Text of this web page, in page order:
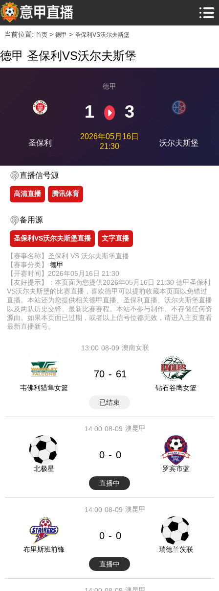
当前位置: 首页> 德甲 > 圣保利VS沃尔夫斯堡
德甲 圣保利VS沃尔夫斯堡
圣保利
德甲
1 3
2026年05月16日
21:30
沃尔夫斯堡
直播信号源
高清直播 腾讯体育
备用源
圣保利VS沃尔夫斯堡直播 文字直播
【赛事名称】圣保利 VS 沃尔夫斯堡直播
【赛事分类】 德甲
【开赛时间】2026年05月16日 21:30
【友好提示】：本页面为您提供2026年05月16日 21:30 德甲圣保利
VS沃尔夫斯堡的比赛直播，喜欢德甲可以提前收藏本页面以免错过
直播。本站还为您提供相关德甲直播、圣保利直播、沃尔夫斯堡直播
以及两队历史交锋、最新比赛赛程。本站不参与制作、不存储任何资
源由。如果本页面已过期，或者以上信号位都无效，请进入主页查看
最新直播新号。
08-09
13:00 澳南女联
韦佛利猎隼女篮
70 - 61
钻石谷鹰女篮
已结束
08-09
14:00 澳昆甲
北极星
0 - 0
罗宾市蓝
直播中
08-09
14:00 澳昆甲
布里斯班前锋
0 - 0
瑞德兰茨联
直播中